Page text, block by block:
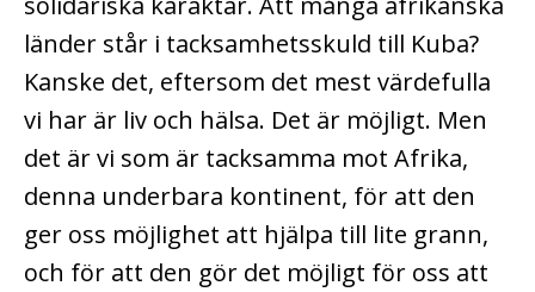
länder står i tacksamhetsskuld till Kuba?
Kanske det, eftersom det mest värdefulla
vi har är liv och hälsa. Det är möjligt. Men
det är vi som är tacksamma mot Afrika,
denna underbara kontinent, för att den
ger oss möjlighet att hjälpa till lite grann,
och för att den gör det möjligt för oss att